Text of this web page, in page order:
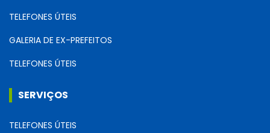
TELEFONES ÚTEIS
GALERIA DE EX-PREFEITOS
TELEFONES ÚTEIS
SERVIÇOS
TELEFONES ÚTEIS